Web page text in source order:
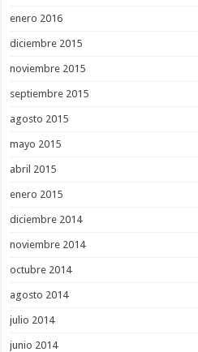
enero 2016
diciembre 2015
noviembre 2015
septiembre 2015
agosto 2015
mayo 2015
abril 2015
enero 2015
diciembre 2014
noviembre 2014
octubre 2014
agosto 2014
julio 2014
junio 2014